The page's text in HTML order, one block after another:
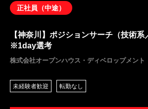
正社員（中途）
【神奈川】ポジションサーチ（技術系
※1day選考
株式会社オープンハウス・ディベロップメント
未経験者歓迎 転勤なし